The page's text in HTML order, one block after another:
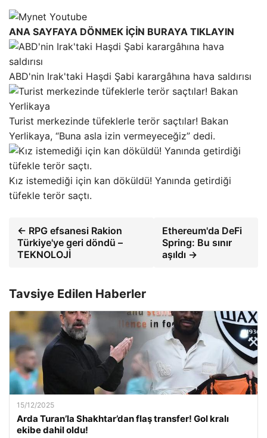
ANA SAYFAYA DÖNMEK İÇİN BURAYA TIKLAYIN
ABD'nin Irak'taki Haşdi Şabi karargâhına hava saldırısı
Turist merkezinde tüfeklerle terör saçtılar! Bakan
Yerlikaya, “Buna asla izin vermeyeceğiz” dedi.
Kız istemediği için kan döküldü! Yanında getirdiği
tüfekle terör saçtı.
← RPG efsanesi Rakion
Türkiye'ye geri döndü –
TEKNOLOJİ
Ethereum'da DeFi
Spring: Bu sınır
aşıldı →
Tavsiye Edilen Haberler
15/12/2025
Arda Turan’la Shakhtar’dan flaş transfer! Gol kralı
ekibe dahil oldu!